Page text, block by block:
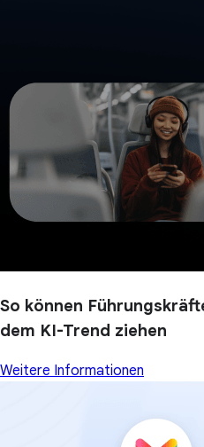
So können
dem KI-Trend ziehen
Weitere Informationen